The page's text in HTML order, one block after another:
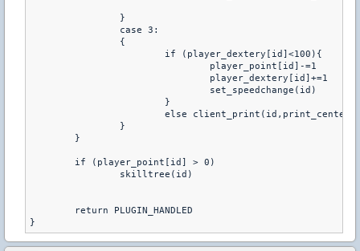
		}
		case 3:
			if (player_dextery[id]<100){
				player_point[id]-=1
				player_dextery[id]+=1
				set_speedchange(id)
			}
else
		}
	}
	if (player_point[id] > 0)
		skilltree(id)
	return PLUGIN_HANDLED